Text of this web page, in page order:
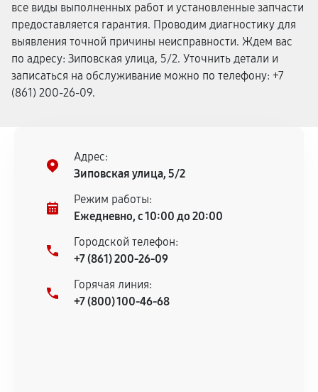
все виды выполненных работ и установленные запчасти
предоставляется гарантия. Проводим диагностику для
выявления точной причины неисправности. Ждем вас
по адресу: Зиповская улица, 5/2. Уточнить детали и
записаться на обслуживание можно по телефону: +7
(861) 200-26-09.
Адрес:
Зиповская улица, 5/2
Режим работы:
Ежедневно, с 10:00 до 20:00
Городской телефон:
+7 (861) 200-26-09
Горячая линия:
+7 (800) 100-46-68